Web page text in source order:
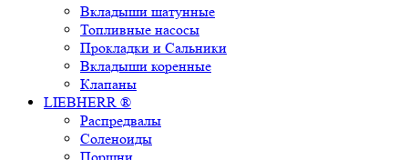
Вкладыши шатунные
Топливные насосы
Прокладки и Сальники
Вкладыши коренные
Клапаны
LIEBHERR ®
Распредвалы
Соленоиды